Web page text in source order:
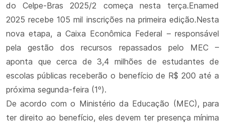
do Celpe-Bras 2025/2 começa nesta terça.Enamed
2025 recebe 105 mil inscrições na primeira edição.Nesta
nova etapa, a Caixa Econômica Federal – responsável
pela gestão dos recursos repassados pelo MEC –
aponta que cerca de 3,4 milhões de estudantes de
escolas públicas receberão o benefício de R$ 200 até a
próxima segunda-feira (1º).
De acordo com o Ministério da Educação (MEC), para
ter direito ao benefício, eles devem ter presença mínima